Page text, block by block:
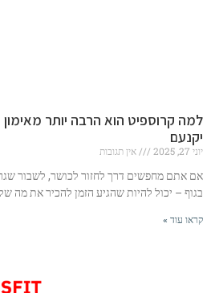
למה קרוספיט הוא הרבה יותר
יקנעם
יוני 27, 2025
אין תגובות
אם אתם מחפשים דרך לחזור לכושר, לשבור
בגוף – יכול להיות שהגיע הזמן להכיר את מה
קראו עוד »